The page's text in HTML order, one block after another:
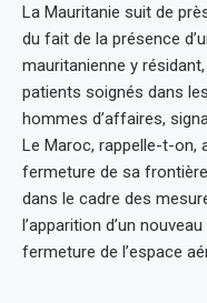
La Mauritanie suit de
du fait de la présence
mauritanienne y
patients soignés dans
hommes d’affaires,
Le Maroc, rappelle-t-on,
fermeture de sa frontière
dans le cadre des
l’apparition d’un
fermeture de l’espace